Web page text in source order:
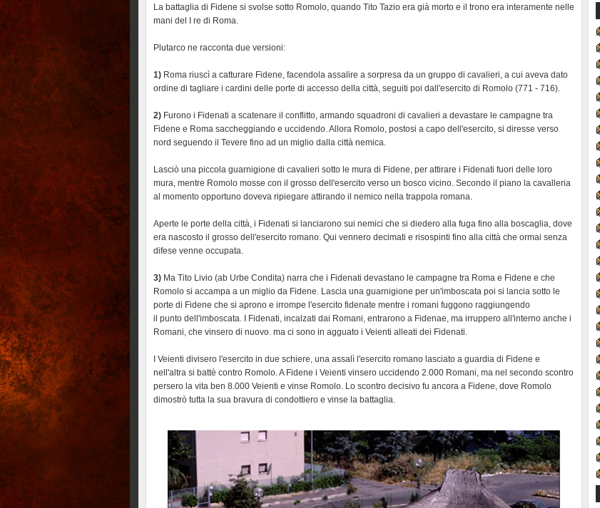
La battaglia di Fidene si svolse sotto Romolo, quando Tito Tazio era già morto e il trono era interamente nelle
mani del I re di Roma.
Plutarco ne racconta due versioni:
1) Roma riuscì a catturare Fidene, facendola assalire a sorpresa da un gruppo di cavalieri, a cui aveva dato
ordine di tagliare i cardini delle porte di accesso della città, seguiti poi dall'esercito di Romolo (771 - 716).
2) Furono i Fidenati a scatenare il conflitto, armando squadroni di cavalieri a devastare le campagne tra
Fidene e Roma saccheggiando e uccidendo. Allora Romolo, postosi a capo dell'esercito, si diresse verso
nord seguendo il Tevere fino ad un miglio dalla città nemica.
Lasciò una piccola guarnigione di cavalieri sotto le mura di Fidene, per attirare i Fidenati fuori delle loro
mura, mentre Romolo mosse con il grosso dell'esercito verso un bosco vicino. Secondo il piano la cavalleria
al momento opportuno doveva ripiegare attirando il nemico nella trappola romana.
Aperte le porte della città, i Fidenati si lanciarono sui nemici che si diedero alla fuga fino alla boscaglia, dove
era nascosto il grosso dell'esercito romano. Qui vennero decimati e risospinti fino alla città che ormai senza
difese venne occupata.
3) Ma Tito Livio (ab Urbe Condita) narra che i Fidenati devastano le campagne tra Roma e Fidene e che
Romolo si accampa a un miglio da Fidene. Lascia una guarnigione per un'imboscata poi si lancia sotto le
porte di Fidene che si aprono e irrompe l'esercito fidenate mentre i romani fuggono raggiungendo
il punto dell'imboscata. I Fidenati, incalzati dai Romani, entrarono a Fidenae, ma irruppero all'interno anche i
Romani, che vinsero di nuovo. ma ci sono in agguato i Veienti alleati dei Fidenati.
I Veienti divisero l'esercito in due schiere, una assalì l'esercito romano lasciato a guardia di Fidene e
nell'altra si battè contro Romolo. A Fidene i Veienti vinsero uccidendo 2.000 Romani, ma nel secondo scontro
persero la vita ben 8.000 Veienti e vinse Romolo. Lo scontro decisivo fu ancora a Fidene, dove Romolo
dimostrò tutta la sua bravura di condottiero e vinse la battaglia.